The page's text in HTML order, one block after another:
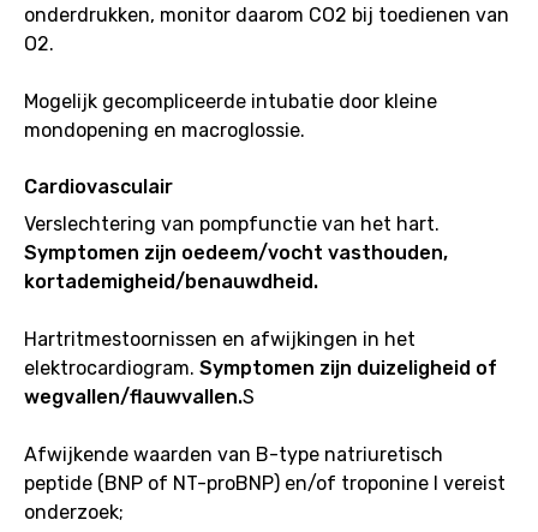
onderdrukken, monitor daarom CO2 bij toedienen van
O2.
Mogelijk gecompliceerde intubatie door kleine
mondopening en macroglossie.
Cardiovasculair
Verslechtering van pompfunctie van het hart.
Symptomen zijn oedeem/vocht vasthouden,
kortademigheid/benauwdheid.
Hartritmestoornissen en afwijkingen in het
elektrocardiogram. Symptomen zijn duizeligheid of
wegvallen/flauwvallen.S
Afwijkende waarden van B-type natriuretisch
peptide (BNP of NT-proBNP) en/of troponine I vereist
onderzoek;